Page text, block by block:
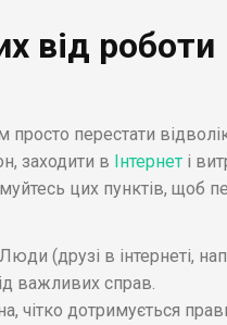
від роботи
перестати
заходити в Інтернет і
цих пунктів, щоб
(друзі в інтернеті,
важливих справ.
чітко дотримується